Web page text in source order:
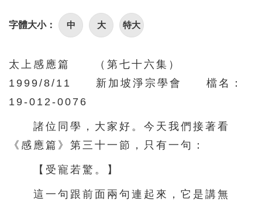
92 93
98
101 103 104
106 108 109 110
111 112
116 117 118 119 120
121 122 123 124
126 127
131 132 133 134 135
字體大小： 中 大 特大
太上感應篇 （第七十六集）
1999/8/11 新加坡淨宗學會 檔名：
19-012-0076
諸位同學，大家好。今天我們接著看
《感應篇》第三十一節，只有一句：
【受寵若驚。】
這一句跟前面兩句連起來，它是講無